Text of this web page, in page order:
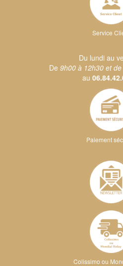
Service
Du lundi au
De 9h00 à 12h30 et
au
Paiement
Colissimo ou